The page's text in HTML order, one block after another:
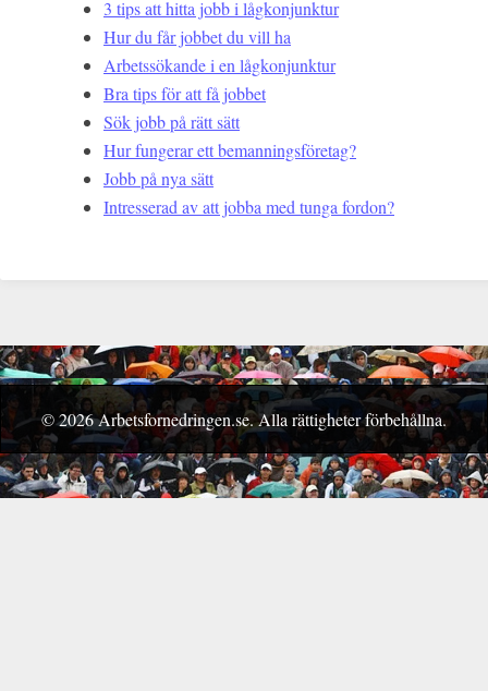
3 tips att hitta jobb i lågkonjunktur
Hur du får jobbet du vill ha
Arbetssökande i en lågkonjunktur
Bra tips för att få jobbet
Sök jobb på rätt sätt
Hur fungerar ett bemanningsföretag?
Jobb på nya sätt
Intresserad av att jobba med tunga fordon?
© 2026 Arbetsfornedringen.se. Alla rättigheter förbehållna.